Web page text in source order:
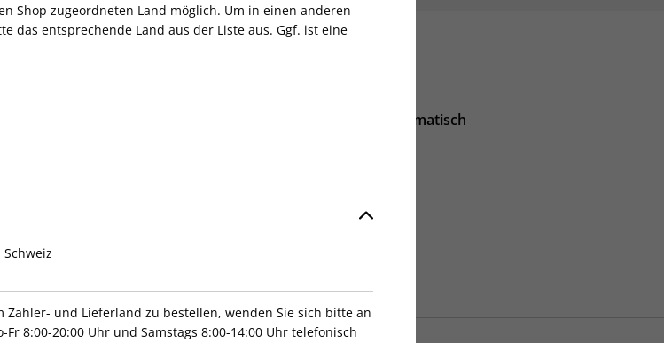
Abo endet automatisch
Shop zugeordneten Land möglich. Um in einen anderen
das entsprechende Land aus der Liste aus. Ggf. ist eine
Schweiz
und Lieferland zu bestellen, wenden Sie sich bitte an
8:00-20:00 Uhr und Samstags 8:00-14:00 Uhr telefonisch